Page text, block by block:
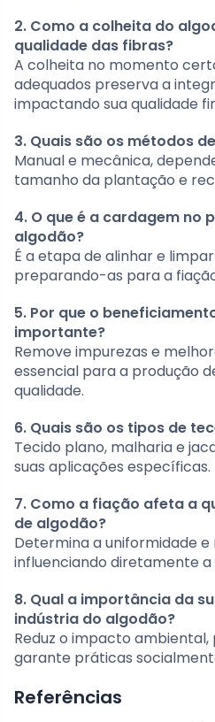
2. Como a colheita do
qualidade das fibras?
A colheita no momento
adequados preserva a
impactando sua qualidade
3. Quais são os métodos
Manual e mecânica,
tamanho da plantação e
4. O que é a cardagem no
algodão?
É a etapa de alinhar e
preparando-as para a
5. Por que o
importante?
Remove impurezas e
essencial para a produção
qualidade.
6. Quais são os tipos de
Tecido plano, malharia e
suas aplicações específicas.
7. Como a fiação afeta a
de algodão?
Determina a uniformidade e
influenciando diretamente a
8. Qual a importância da
indústria do algodão?
Reduz o impacto
garante práticas
Referências